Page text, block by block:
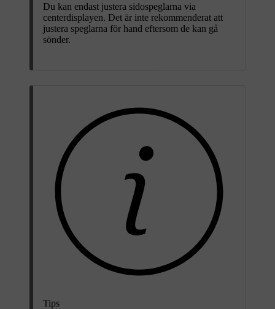
Du kan endast justera sidospeglarna via
centerdisplayen. Det är inte rekommenderat att
justera speglarna för hand eftersom de kan gå
sönder.
Tips